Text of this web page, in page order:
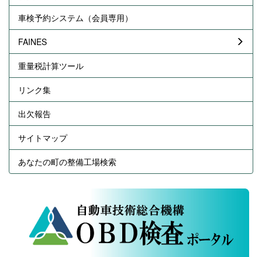
車検予約システム（会員専用）
FAINES
重量税計算ツール
リンク集
出欠報告
サイトマップ
あなたの町の整備工場検索